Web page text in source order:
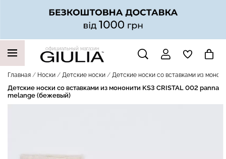
официальный магазин
Главная Носки Детские носки Детские носки со вставками из
Детские носки со вставками из мононити KS3 CRISTAL 002 panna
melange (бежевый)
НАШИ ТРЕНДОВЫЕ ТОВАРЫ